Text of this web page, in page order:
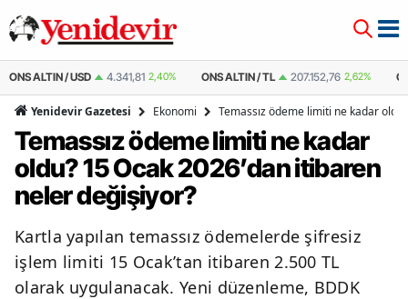
ONS ALTIN / TL 207.152,76 2,62% ÇEYREK ALTIN 10.889,99 2,59%
Yenidevir Gazetesi Ekonomi Temassız ödeme limiti ne kadar
Temassız ödeme limiti ne kadar
oldu? 15 Ocak 2026’dan itibaren
neler değişiyor?
Kartla yapılan temassız ödemelerde şifresiz
işlem limiti 15 Ocak’tan itibaren 2.500 TL
olarak uygulanacak. Yeni düzenleme, BDDK